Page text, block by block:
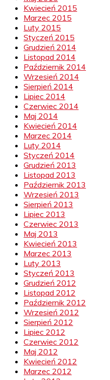
Kwiecień 2015
Marzec 2015
Luty 2015
Styczeń 2015
Grudzień 2014
Listopad 2014
Październik 2014
Wrzesień 2014
Sierpień 2014
Lipiec 2014
Czerwiec 2014
Maj 2014
Kwiecień 2014
Marzec 2014
Luty 2014
Styczeń 2014
Grudzień 2013
Listopad 2013
Październik 2013
Wrzesień 2013
Sierpień 2013
Lipiec 2013
Czerwiec 2013
Maj 2013
Kwiecień 2013
Marzec 2013
Luty 2013
Styczeń 2013
Grudzień 2012
Listopad 2012
Październik 2012
Wrzesień 2012
Sierpień 2012
Lipiec 2012
Czerwiec 2012
Maj 2012
Kwiecień 2012
Marzec 2012